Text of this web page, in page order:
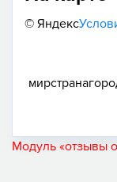
© Яндекс
мирстрана
Модуль «отзывы